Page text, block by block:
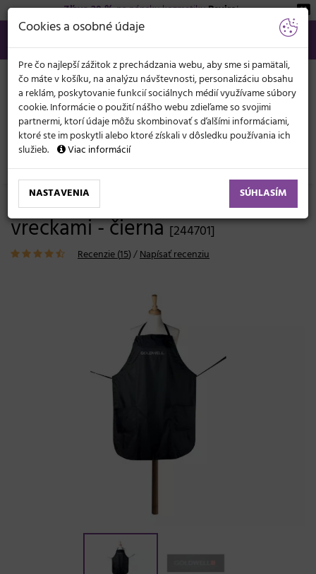
Zľava 20 %na pánsku kozmetikuBeviro!
02/21 201 099
info@svetkadernictva.sk
Po−pia: 8−17
Všetko o nákupe €
KATEGÓRIE
MENU
Kadernícke potreby Pláštenky, zástery Zástery
Kadernícka zástera Goldwell s
vreckami - čierna [244701]
Recenzie (15)/Napísať recenziu
Cookies a osobné údaje
Pre čo najlepší zážitok z prechádzania webu, aby sme si pamätali,
čo máte v košíku, na analýzu návštevnosti, personalizáciu obsahu
a reklám, poskytovanie funkcií sociálnych médií využívame súbory
cookie. Informácie o použití nášho webu zdieľame so svojimi
partnermi, ktorí údaje môžu skombinovať s ďalšími informáciami,
ktoré ste im poskytli alebo ktoré získali v dôsledku používania ich
služieb.
Viac informácií
NASTAVENIA SÚHLASÍM